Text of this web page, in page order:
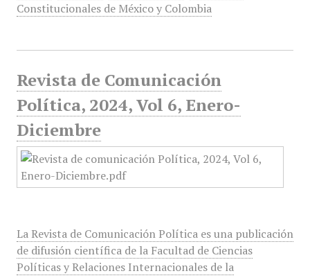
Constitucionales de México y Colombia
Revista de Comunicación
Política, 2024, Vol 6, Enero-
Diciembre
La Revista de Comunicación Política es una publicación
de difusión científica de la Facultad de Ciencias
Políticas y Relaciones Internacionales de la